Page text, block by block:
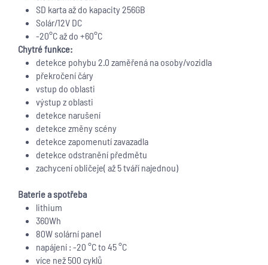
SD karta až do kapacity 256GB
Solár/12V DC
-20°C až do +60°C
Chytré funkce:
detekce pohybu 2.0 zaměřená na osoby/vozidla
překročení čáry
vstup do oblasti
výstup z oblasti
detekce narušení
detekce změny scény
detekce zapomenutí zavazadla
detekce odstranění předmětu
zachycení obličeje( až 5 tváří najednou)
Baterie a spotřeba
lithium
360Wh
80W solární panel
napájení : -20 °C to 45 °C
více než 500 cyklů